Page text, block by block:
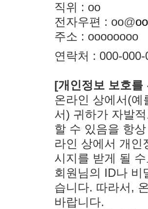
직위 : oo
전자우편 : oo@oo
주소 : oooooooo
연락처 : 000-000-
[개인정보 보호를
온라인 상에서(
서) 귀하가 자발
할 수 있음을 항
라인 상에서 개인
시지를 받게 될
회원님의 ID나 비
습니다. 따라서,
바랍니다.